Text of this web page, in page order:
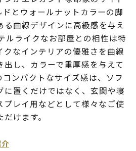
とウォールナットカラーの脚
る曲線デザインに高級感を与え
ルライクなお部屋との相性は特
クなインテリアの優雅さを曲線
し、カラーで重厚感を与えて
ンパクトなサイズ感は、ソフ
に置くだけではなく、玄関や寝
プレイ用などとして様々なご使
けます。